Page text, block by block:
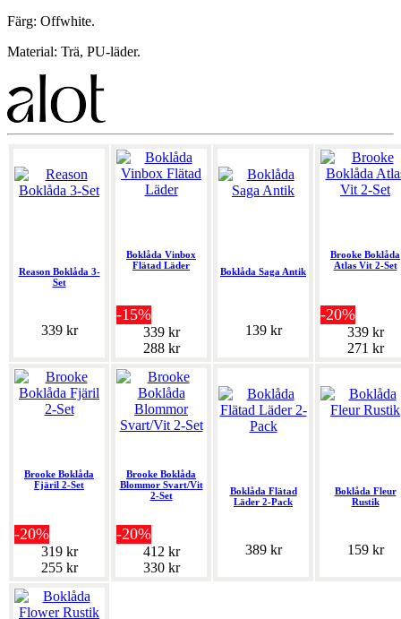
Färg: Offwhite.
Material: Trä, PU-läder.
Reason Boklåda 3-
Set
339 kr
Boklåda Vinbox
Flätad Läder
-15%
339 kr
288 kr
Boklåda Saga Antik
139 kr
Brooke Boklåda
Atlas Vit 2-Set
-20%
339 kr
271 kr
Brooke Boklåda
Fjäril 2-Set
-20%
319 kr
255 kr
Brooke Boklåda
Blommor Svart/Vit
2-Set
-20%
412 kr
330 kr
Boklåda Flätad
Läder 2-Pack
389 kr
Boklåda Fleur
Rustik
159 kr